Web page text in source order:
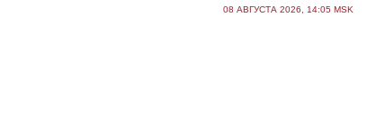
08 АВГУСТА 2026, 14:05 MSK